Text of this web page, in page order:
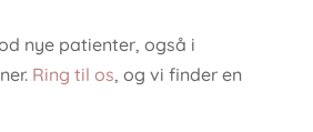
nye patienter, også i
Ring til os, og vi finder en